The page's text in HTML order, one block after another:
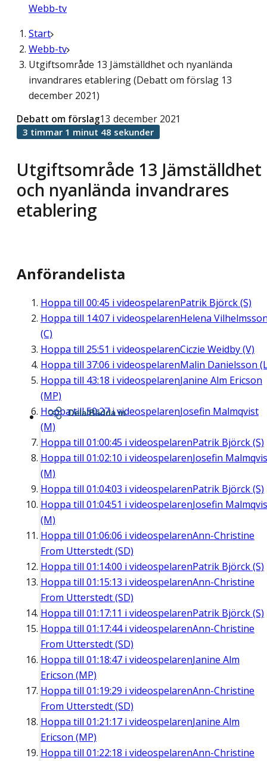
Webb-tv
Start
Webb-tv
Utgiftsområde 13 Jämställdhet och nyanlända
invandrares etablering (Debatt om förslag 13
december 2021)
Utgiftsområde 13 Jämställdhet
och nyanlända invandrares
etablering
Debatt om förslag13 december 2021
3 timmar 1 minut 48 sekunder
Anförandelista
Hoppa till 00:45 i videospelarenPatrik Björck (S)
Hoppa till 14:07 i videospelarenHelena
(C)
Hoppa till 25:51 i videospelarenCiczie Weidby (V)
Hoppa till 37:06 i videospelarenMalin Danielsson
Hoppa till 43:18 i videospelarenJanine Alm Ericson
(MP)
Hoppa till50:27i videospelarenJosefin Malmqvist
(M)
Hoppa till 01:00:45 i videospelarenPatrik Björck (S)
Hoppa till 01:02:10 i videospelarenJosefin
(M)
Hoppa till 01:04:03 i videospelarenPatrik Björck (S)
Hoppa till 01:04:51 i videospelarenJosefin
(M)
Hoppa till 01:06:06 i videospelarenAnn-Christine
From Utterstedt (SD)
Hoppa till 01:14:00 i videospelarenPatrik Björck (S)
Hoppa till 01:15:13 i videospelarenAnn-Christine
From Utterstedt (SD)
Hoppa till 01:17:11 i videospelarenPatrik Björck (S)
Hoppa till 01:17:44i videospelarenAnn-Christine
From Utterstedt (SD)
Hoppa till 01:18:47 i videospelarenJanine Alm
Ericson (MP)
Hoppa till 01:19:29 i videospelarenAnn-Christine
From Utterstedt (SD)
Hoppa till 01:21:17 i videospelarenJanine Alm
Ericson (MP)
Hoppa till 01:22:18 i videospelarenAnn-Christine
Dela/Bädda in